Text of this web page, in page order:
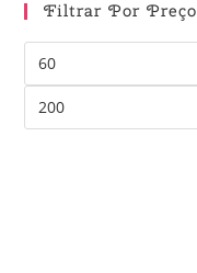
Filtrar Por Preço